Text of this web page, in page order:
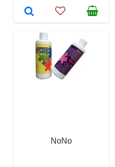
NoNo